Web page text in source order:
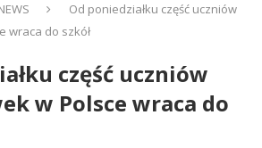
Od poniedziałku część uczniów
wraca do szkół
część uczniów
w Polsce wraca do